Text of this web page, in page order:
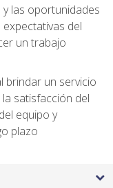
las oportunidades
del
un trabajo
brindar un servicio
satisfacción del
equipo y
plazo